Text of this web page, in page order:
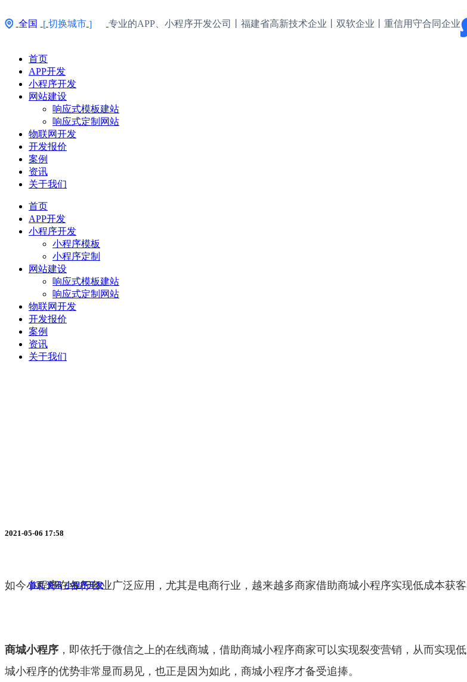
全国 [ 切换城市 ] 专业的APP、小程序开发公司丨福建省高新技术企业丨双软企业丨重信用守合同企业
首页
APP开发
小程序开发
网站建设
响应式模板建站
响应式定制网站
物联网开发
开发报价
案例
资讯
关于我们
首页
APP开发
小程序开发
小程序模板
小程序定制
网站建设
响应式模板建站
响应式定制网站
物联网开发
开发报价
案例
资讯
关于我们
2021-05-06 17:58
首页 资讯 小程序开发
如今小程序在各行各业广泛应用，尤其是电商行业，越来越多商家借助商城小程序实现低成本获
商城小程序 ，即依托于微信之上的在线商城，借助商城小程序商家可以实现裂变营销，从而实
城小程序的优势非常显而易见，也正是因为如此，商城小程序才备受追捧。